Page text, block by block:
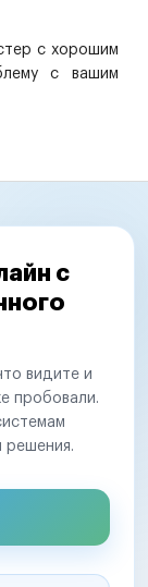
с хорошим
с вашим
с
видите и
пробовали.
решения.